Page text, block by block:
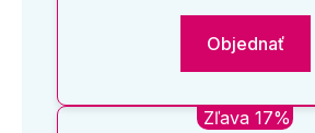
Objednať
Zľava 17%